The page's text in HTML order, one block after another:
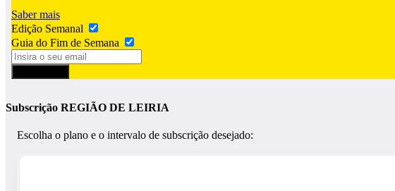
Saber mais
Edição Semanal
Guia do Fim de Semana
Subscrição REGIÃO DE LEIRIA
Escolha o plano e o intervalo de subscrição desejado: